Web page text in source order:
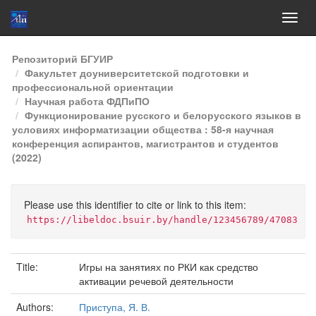
Skip
navigation
Репозиторий БГУИР
Факультет доуниверситетской подготовки и
профессиональной ориентации
Научная работа ФДПиПО
Функционирование русского и белорусского языков в
условиях информатизации общества : 58-я научная
конференция аспирантов, магистрантов и студентов
(2022)
Please use this identifier to cite or link to this item:
https://libeldoc.bsuir.by/handle/123456789/47083
Title:
Игры на занятиях по РКИ как средство
активации речевой деятельности
Authors:
Приступа, Я. В.